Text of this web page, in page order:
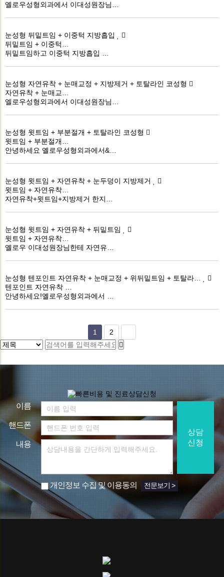
옐로우성형외과에서 이대성원장님…
눈성형 뒤밑트임 + 이중턱 지방흡입
뒤밑트임 + 이중턱…
뒤밑트임하고 이중턱 지방흡입 …
눈성형 자연유착 + 눈매교정 + 지방제거 + 토탈라인 코성형
자연유착 + 눈매교…
엘로우성형외과에서 이대성원장님…
눈성형 윗트임 + 부분절개 + 토탈라인 코성형
윗트임 + 부분절개…
안녕하세요 옐로우성형외과에서&…
눈성형 윗트임 + 자연유착 + 눈두덩이 지방제거
윗트임 + 자연유착…
자연유착+윗트임+지방제거 한지…
눈성형 윗트임 + 자연유착 + 뒤밑트임
윗트임 + 자연유착…
옐로우 이대성원장님한테 자연유…
눈성형 텐포인트 자연유착 + 눈매교정 + 위뒤밑트임 + 토탈라…
텐포인트 자연유착 …
안녕하세요!옐로우성형외과에서 …
1 2
이름
상담
신청
핸드폰
내용
개인정보 수집 및 이용동의 전문보기 >